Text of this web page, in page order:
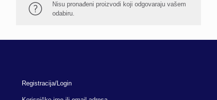
Nisu pronađeni proizvodi koji odgovaraju vašem
odabiru.
Registracija/Login